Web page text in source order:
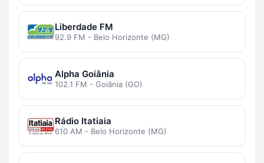
Liberdade FM
92.9 FM - Belo Horizonte (MG)
Alpha Goiânia
102.1 FM - Goiânia (GO)
Rádio Itatiaia
610 AM - Belo Horizonte (MG)